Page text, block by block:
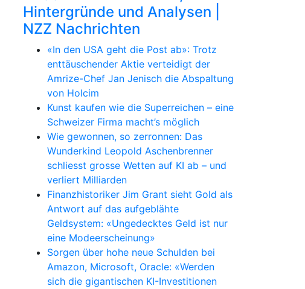
Hintergründe und Analysen |
NZZ Nachrichten
«In den USA geht die Post ab»: Trotz
enttäuschender Aktie verteidigt der
Amrize-Chef Jan Jenisch die Abspaltung
von Holcim
Kunst kaufen wie die Superreichen – eine
Schweizer Firma macht’s möglich
Wie gewonnen, so zerronnen: Das
Wunderkind Leopold Aschenbrenner
schliesst grosse Wetten auf KI ab – und
verliert Milliarden
Finanzhistoriker Jim Grant sieht Gold als
Antwort auf das aufgeblähte
Geldsystem: «Ungedecktes Geld ist nur
eine Modeerscheinung»
Sorgen über hohe neue Schulden bei
Amazon, Microsoft, Oracle: «Werden
sich die gigantischen KI-Investitionen